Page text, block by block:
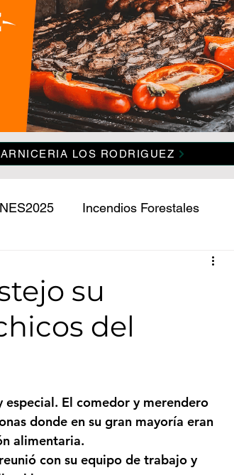
LOS RODRIGUEZ
Incendios Forestales
Historias Economía
Viajes Cultura
su
del
especial. El comedor y merendero
donde en su gran mayoría eran
alimentaria.
con su equipo de trabajo y